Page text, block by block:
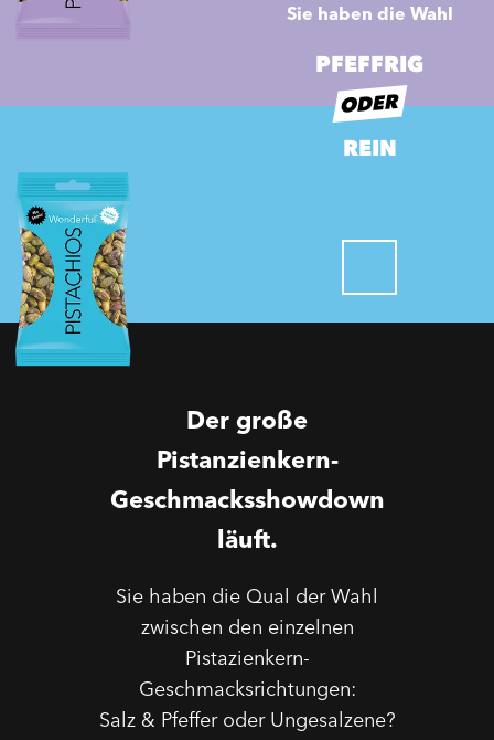
Sie haben die Wahl
PFEFFRIG
ODER
REIN
Der große
Pistanzienkern-
Geschmacksshowdown
läuft.
Sie haben die Qual der Wahl
zwischen den einzelnen
Pistazienkern-
Geschmacksrichtungen:
Salz & Pfeffer oder Ungesalzene?